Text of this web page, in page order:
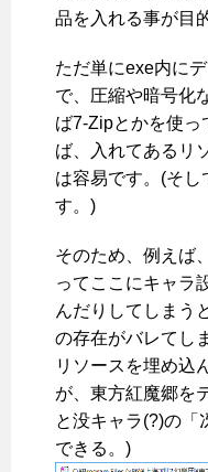
品を入れる事が目
ただ単にexe内に
で、圧縮や暗号化
ば7-Zipとかを使
ば、入れてあるリ
は容易です。(そ
す。)
そのため、例えば
ってここにキャラ
んだりしてしまう
の存在がバレてし
リソースを埋め込
が、東方紅魔郷を
と没キャラ(?)の「
できる。)